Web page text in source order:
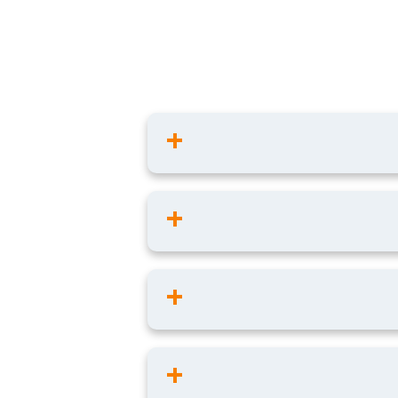
اجرا کنند.